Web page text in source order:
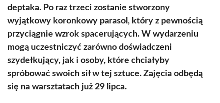
deptaka. Po raz trzeci zostanie stworzony
wyjątkowy koronkowy parasol, który z pewnością
przyciągnie wzrok spacerujących. W wydarzeniu
mogą uczestniczyć zarówno doświadczeni
szydełkujący, jak i osoby, które chciałyby
spróbować swoich sił w tej sztuce. Zajęcia odbędą
się na warsztatach już 29 lipca.